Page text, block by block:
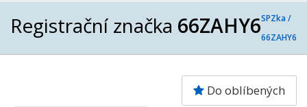
Registrační značka 66ZAHY6SPZka /
66ZAHY6
Do oblíbených